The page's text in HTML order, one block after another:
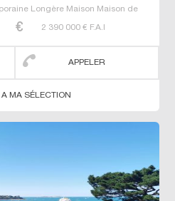
Longère Maison Maison de
2 390 000 € F.A.I
APPELER
MA SÉLECTION